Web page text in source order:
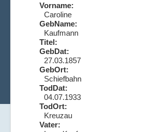
Vorname:
Caroline
GebName:
Kaufmann
Titel:
GebDat:
27.03.1857
GebOrt:
Schiefbahn
TodDat:
04.07.1933
TodOrt:
Kreuzau
Vater: